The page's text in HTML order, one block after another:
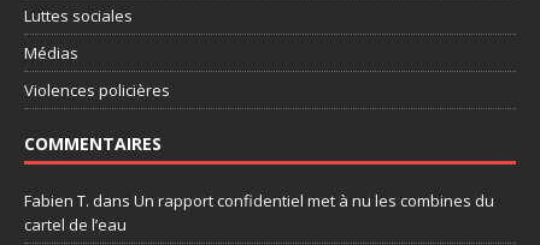
Luttes sociales
Médias
Violences policières
COMMENTAIRES
Fabien T. dans Un rapport confidentiel met à nu les combines du
cartel de l’eau